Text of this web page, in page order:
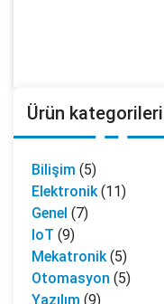
Ürün kategorileri
Bilişim (5)
Elektronik (11)
Genel (7)
IoT (9)
Mekatronik (5)
Otomasyon (5)
Yazılım (9)